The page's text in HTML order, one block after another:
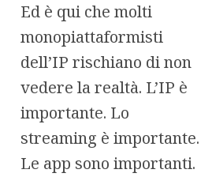
Ed è qui che molti
monopiattaformisti
dell’IP rischiano di non
vedere la realtà. L’IP è
importante. Lo
streaming è importante.
Le app sono importanti.